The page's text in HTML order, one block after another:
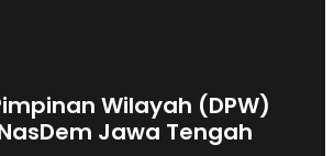
Wilayah (DPW)
Jawa Tengah